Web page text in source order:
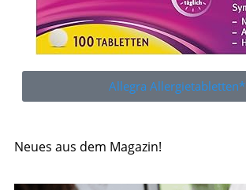
Allegra Allergietabletten*
Neues aus dem Magazin!